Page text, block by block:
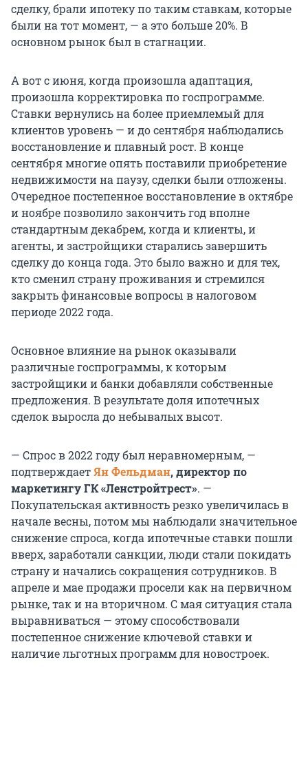
сделку, брали ипотеку по таким ставкам, которые
были на тот момент, — а это больше 20%. В
основном рынок был в стагнации.
А вот с июня, когда произошла адаптация,
произошла корректировка по госпрограмме.
Ставки вернулись на более приемлемый для
клиентов уровень — и до сентября наблюдались
восстановление и плавный рост. В конце
сентября многие опять поставили приобретение
недвижимости на паузу, сделки были отложены.
Очередное постепенное восстановление в октябре
и ноябре позволило закончить год вполне
стандартным декабрем, когда и клиенты, и
агенты, и застройщики старались завершить
сделку до конца года. Это было важно и для тех,
кто сменил страну проживания и стремился
закрыть финансовые вопросы в налоговом
периоде 2022 года.
Основное влияние на рынок оказывали
различные госпрограммы, к которым
застройщики и банки добавляли собственные
предложения. В результате доля ипотечных
сделок выросла до небывалых высот.
— Спрос в 2022 году был неравномерным, —
подтверждаетЯн Фельдман, директор по
маркетингу ГК «Ленстройтрест». —
Покупательская активность резко увеличилась в
начале весны, потом мы наблюдали значительное
снижение спроса, когда ипотечные ставки пошли
вверх, заработали санкции, люди стали покидать
страну и начались сокращения сотрудников. В
апреле и мае продажи просели как на первичном
рынке, так и на вторичном. С мая ситуация стала
выравниваться — этому способствовали
постепенное снижение ключевой ставки и
наличие льготных программ для новостроек.